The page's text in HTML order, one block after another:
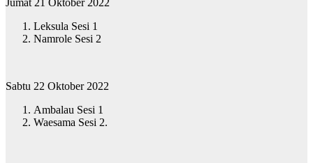
Jumat 21 Oktober 2022
Leksula Sesi 1
Namrole Sesi 2
Sabtu 22 Oktober 2022
Ambalau Sesi 1
Waesama Sesi 2.